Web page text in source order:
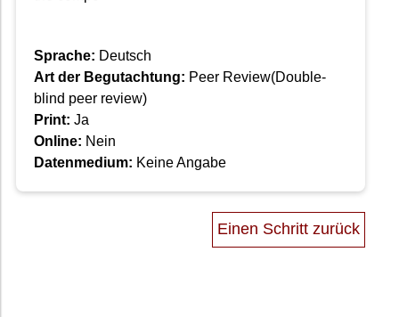
Sprache: Deutsch
Art der Begutachtung: Peer Review(Double-
blind peer review)
Print: Ja
Online: Nein
Datenmedium: Keine Angabe